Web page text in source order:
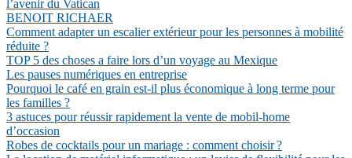
l’avenir du Vatican
BENOIT RICHAER
Comment adapter un escalier extérieur pour les personnes à mobilité
réduite ?
TOP 5 des choses a faire lors d’un voyage au Mexique
Les pauses numériques en entreprise
Pourquoi le café en grain est-il plus économique à long terme pour
les familles ?
3 astuces pour réussir rapidement la vente de mobil-home
d’occasion
Robes de cocktails pour un mariage : comment choisir ?